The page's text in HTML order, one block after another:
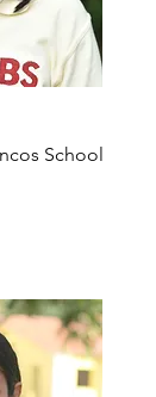
School